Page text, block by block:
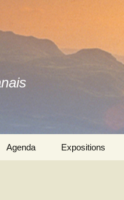
Agenda Expositions